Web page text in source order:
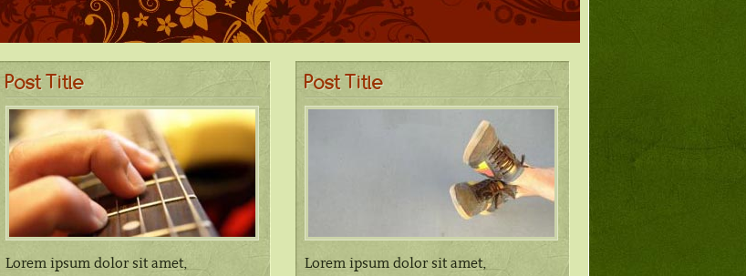
Post Title
Lorem ipsum dolor sit amet,
Post Title
Lorem ipsum dolor sit amet,